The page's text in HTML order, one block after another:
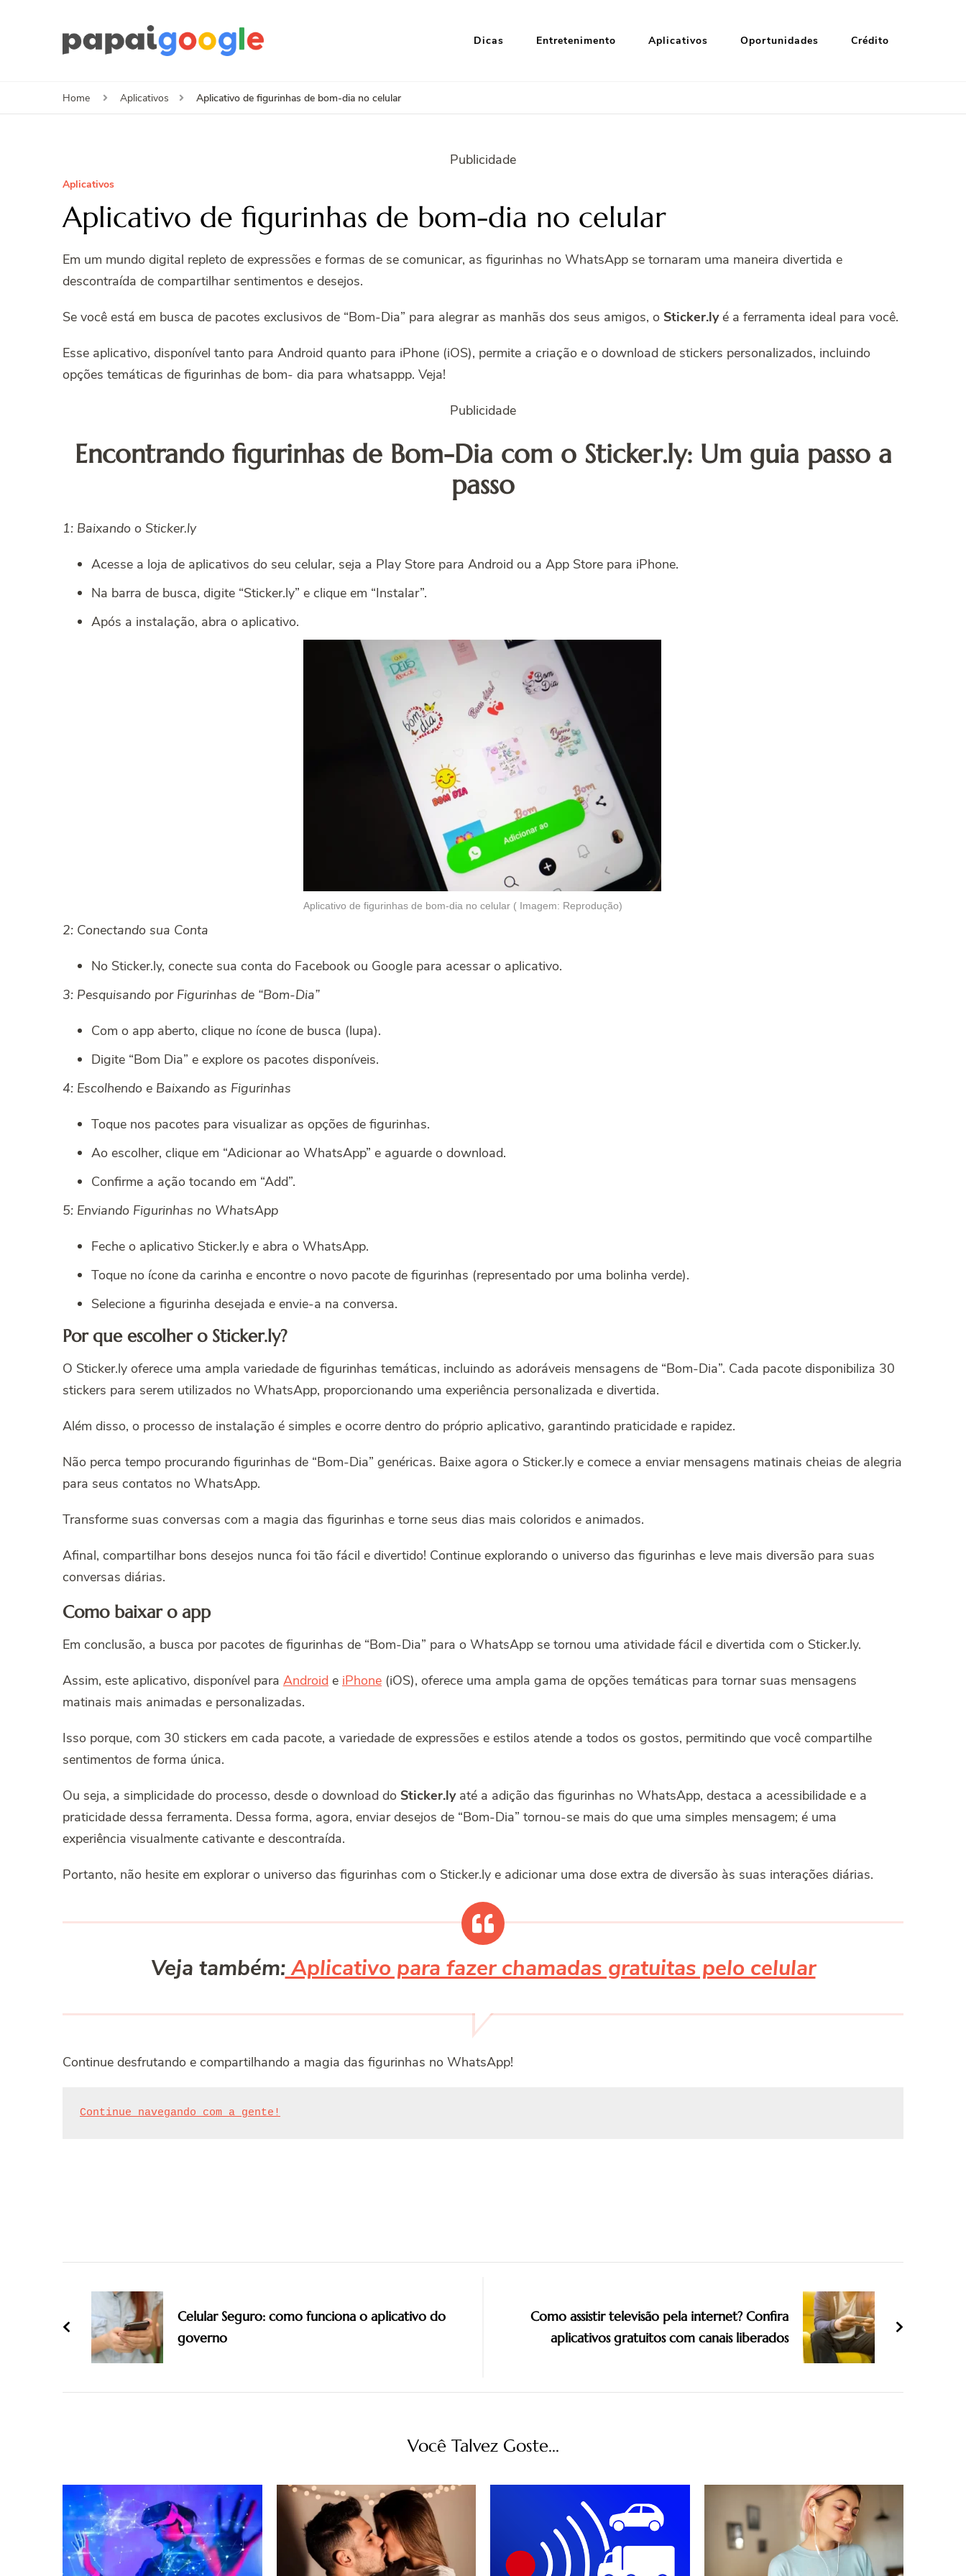
Dicas Entretenimento Aplicativos Oportunidades Crédito
Home Aplicativos Aplicativo de figurinhas de bom-dia no celular
Publicidade
Aplicativos
Aplicativo de figurinhas de bom-dia no celular
Em um mundo digital repleto de expressões e formas de se comunicar, as figurinhas no WhatsApp se tornaram uma maneira divertida e
descontraída de compartilhar sentimentos e desejos.
Se você está em busca de pacotes exclusivos de “Bom-Dia” para alegrar as manhãs dos seus amigos, o Sticker.lyé a ferramenta ideal para você.
Esse aplicativo, disponível tanto para Android quanto para iPhone (iOS), permite a criação e o download de stickers personalizados, incluindo
opções temáticas de figurinhas de bom- dia para whatsappp. Veja!
Publicidade
Encontrando figurinhas de Bom-Dia com o Sticker.ly: Um guia passo a
passo
1: Baixando o Sticker.ly
Acesse a loja de aplicativos do seu celular, seja a Play Store para Android ou a App Store para iPhone.
Na barra de busca, digite “Sticker.ly” e clique em “Instalar”.
Após a instalação, abra o aplicativo.
Aplicativo de figurinhas de bom-dia no celular ( Imagem: Reprodução)
2: Conectando sua Conta
No Sticker.ly, conecte sua conta do Facebook ou Google para acessar o aplicativo.
3: Pesquisando por Figurinhas de “Bom-Dia”
Com o app aberto, clique no ícone de busca (lupa).
Digite “Bom Dia” e explore os pacotes disponíveis.
4: Escolhendo e Baixando as Figurinhas
Toque nos pacotes para visualizar as opções de figurinhas.
Ao escolher, clique em “Adicionar ao WhatsApp” e aguarde o download.
Confirme a ação tocando em “Add”.
5: Enviando Figurinhas no WhatsApp
Feche o aplicativo Sticker.ly e abra o WhatsApp.
Toque no ícone da carinha e encontre o novo pacote de figurinhas (representado por uma bolinha verde).
Selecione a figurinha desejada e envie-a na conversa.
Por que escolher o Sticker.ly?
O Sticker.ly oferece uma ampla variedade de figurinhas temáticas, incluindo as adoráveis mensagens de “Bom-Dia”. Cada pacote disponibiliza 30
stickers para serem utilizados no WhatsApp, proporcionando uma experiência personalizada e divertida.
Além disso, o processo de instalação é simples e ocorre dentro do próprio aplicativo, garantindo praticidade e rapidez.
Não perca tempo procurando figurinhas de “Bom-Dia” genéricas. Baixe agora o Sticker.ly e comece a enviar mensagens matinais cheias de alegria
para seus contatos no WhatsApp.
Transforme suas conversas com a magia das figurinhas e torne seus dias mais coloridos e animados.
Afinal, compartilhar bons desejos nunca foi tão fácil e divertido! Continue explorando o universo das figurinhas e leve mais diversão para suas
conversas diárias.
Como baixar o app
Em conclusão, a busca por pacotes de figurinhas de “Bom-Dia” para o WhatsApp se tornou uma atividade fácil e divertida com o Sticker.ly.
Assim, este aplicativo, disponível para Android e iPhone (iOS), oferece uma ampla gama de opções temáticas para tornar suas mensagens
matinais mais animadas e personalizadas.
Isso porque, com 30 stickers em cada pacote, a variedade de expressões e estilos atende a todos os gostos, permitindo que você compartilhe
sentimentos de forma única.
Ou seja, a simplicidade do processo, desde o download do Sticker.lyaté a adição das figurinhas no WhatsApp, destaca a acessibilidade e a
praticidade dessa ferramenta. Dessa forma, agora, enviar desejos de “Bom-Dia” tornou-se mais do que uma simples mensagem; é uma
experiência visualmente cativante e descontraída.
Portanto, não hesite em explorar o universo das figurinhas com o Sticker.ly e adicionar uma dose extra de diversão às suas interações diárias.
Veja também:Aplicativo para fazer chamadas gratuitas pelo celular
Continue desfrutando e compartilhando a magia das figurinhas no WhatsApp!
Continue navegando com a gente!
Navigation
Celular Seguro: como funciona o aplicativo do
governo
Como assistir televisão pela internet? Confira
aplicativos gratuitos com canais liberados
Você Talvez Goste...